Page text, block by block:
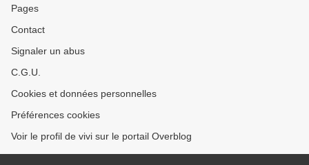
Pages
Contact
Signaler un abus
C.G.U.
Cookies et données personnelles
Préférences cookies
Voir le profil de vivi sur le portail Overblog